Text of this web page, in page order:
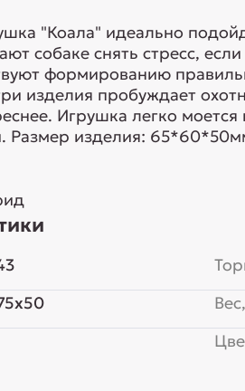
"Коала" идеально
собаке снять стресс,
формированию
изделия пробуждает
Игрушка легко моется
Размер изделия: